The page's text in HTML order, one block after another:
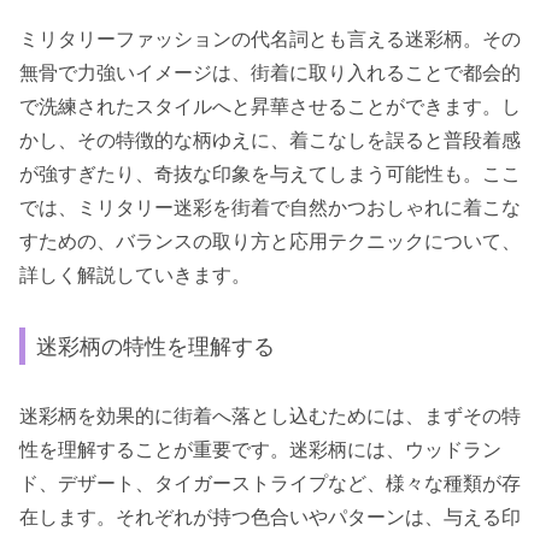
ミリタリーファッションの代名詞とも言える迷彩柄。その
無骨で力強いイメージは、街着に取り入れることで都会的
で洗練されたスタイルへと昇華させることができます。し
かし、その特徴的な柄ゆえに、着こなしを誤ると普段着感
が強すぎたり、奇抜な印象を与えてしまう可能性も。ここ
では、ミリタリー迷彩を街着で自然かつおしゃれに着こな
すための、バランスの取り方と応用テクニックについて、
詳しく解説していきます。
迷彩柄の特性を理解する
迷彩柄を効果的に街着へ落とし込むためには、まずその特
性を理解することが重要です。迷彩柄には、ウッドラン
ド、デザート、タイガーストライプなど、様々な種類が存
在します。それぞれが持つ色合いやパターンは、与える印